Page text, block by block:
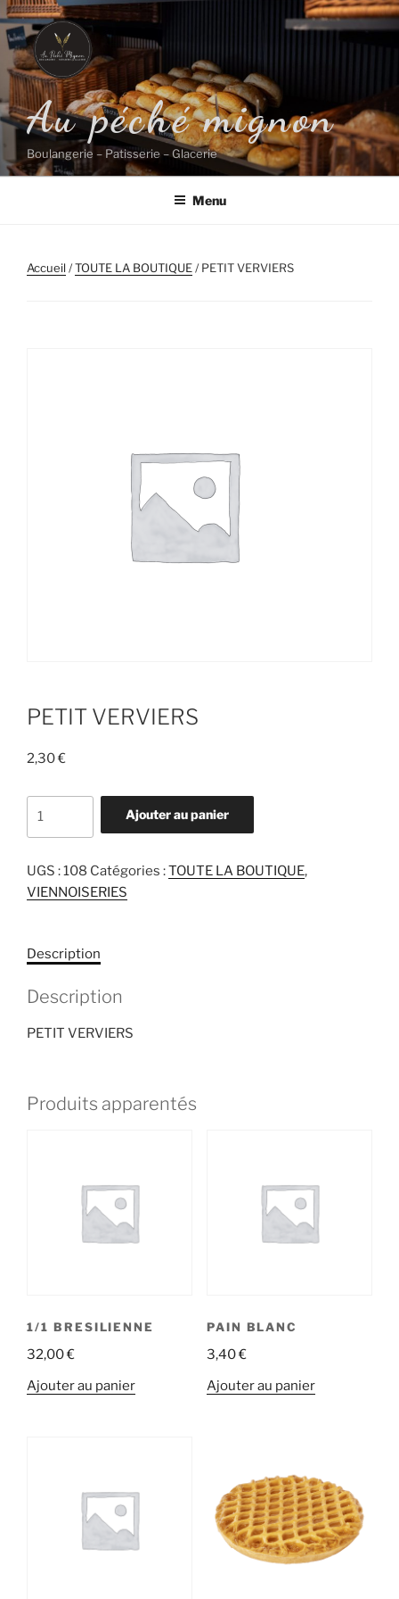
Aller
au
contenu
principal
Au péché mignon
Boulangerie – Patisserie – Glacerie
Menu
Accueil/TOUTE LA BOUTIQUE/ PETIT VERVIERS
PETIT VERVIERS
2,30€
VERVIERS
Ajouter au panier
UGS :108 Catégories :TOUTE LA BOUTIQUE,
VIENNOISERIES
Description
Description
PETIT VERVIERS
Produits apparentés
1/1 BRESILIENNE
32,00€
Ajouter au panier
PAIN BLANC
3,40€
Ajouter au panier